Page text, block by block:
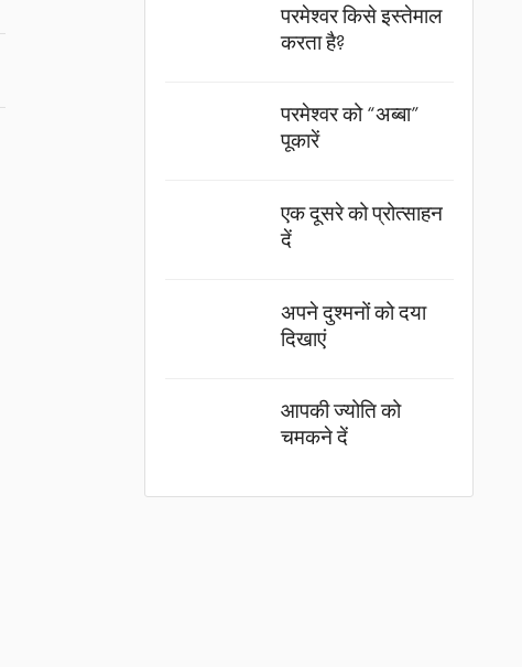
परमेश्वर किसे इस्तेमाल
करता है?
परमेश्वर को “अब्बा”
पूकारें
एक दूसरे को प्रोत्साहन
दें
अपने दुश्मनों को दया
दिखाएं
आपकी ज्योति को
चमकने दें